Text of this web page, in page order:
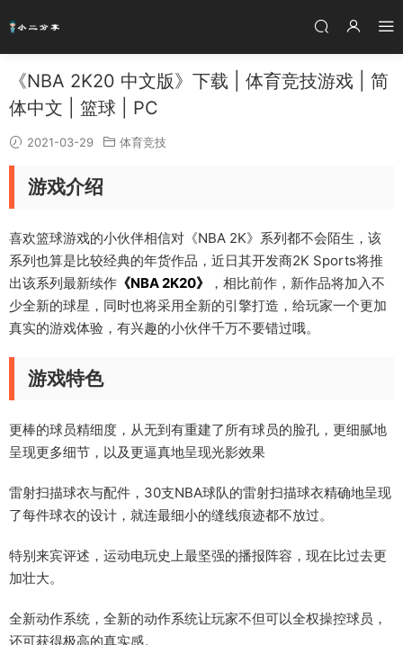
《NBA 2K20 中文版》下载 | 体育竞技游戏 | 简
体中文 | 篮球 | PC
2021-03-29 体育竞技
游戏介绍
喜欢篮球游戏的小伙伴相信对《NBA 2K》系列都不会陌生，该
系列也算是比较经典的年货作品，近日其开发商2K Sports将推
出该系列最新续作 《NBA 2K20》
，相比前作，新作品将加入不
少全新的球星，同时也将采用全新的引擎打造，给玩家一个更加
真实的游戏体验，有兴趣的小伙伴千万不要错过哦。
游戏特色
更棒的球员精细度，从无到有重建了所有球员的脸孔，更细腻地
呈现更多细节，以及更逼真地呈现光影效果
雷射扫描球衣与配件，30支NBA球队的雷射扫描球衣精确地呈现
了每件球衣的设计，就连最细小的缝线痕迹都不放过。
特别来宾评述，运动电玩史上最坚强的播报阵容，现在比过去更
加壮大。
全新动作系统，全新的动作系统让玩家不但可以全权操控球员，
还可获得极高的真实感。